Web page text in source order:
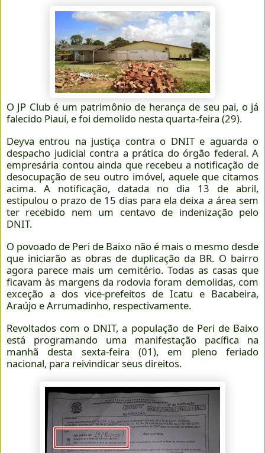
O JP Club é um patrimônio de herança de seu pai, o já
falecido Piauí, e foi demolido nesta quarta-feira (29).
Deyva entrou na justiça contra o DNIT e aguarda o
despacho judicial contra a prática do órgão federal. A
empresária contou ainda que recebeu a notificação de
desocupação de seu outro imóvel, aquele que citamos
acima. A notificação, datada no dia 13 de abril,
estipulou o prazo de 15 dias para ela deixa a área sem
ter recebido nem um centavo de indenização pelo
DNIT.
O povoado de Peri de Baixo não é mais o mesmo desde
que iniciarão as obras de duplicação da BR. O bairro
agora parece mais um cemitério. Todas as casas que
ficavam às margens da rodovia foram demolidas, com
exceção a dos vice-prefeitos de Icatu e Bacabeira,
Araújo e Arrumadinho, respectivamente.
Revoltados com o DNIT, a população de Peri de Baixo
está programando uma manifestação pacífica na
manhã desta sexta-feira (01), em pleno feriado
nacional, para reivindicar seus direitos.